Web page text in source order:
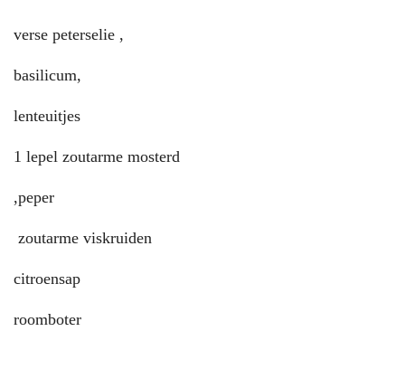
verse peterselie ,
basilicum,
lenteuitjes
1 lepel zoutarme mosterd
,peper
zoutarme viskruiden
citroensap
roomboter